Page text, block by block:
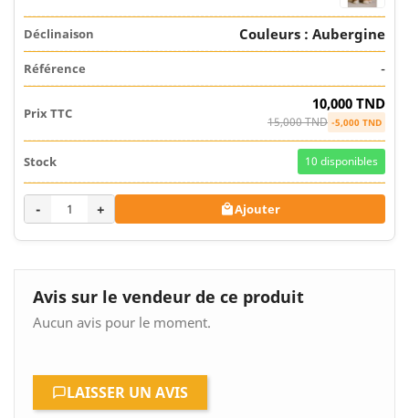
Couleurs : Aubergine
-
10,000 TND
15,000 TND -5,000 TND
10 disponibles
- + Ajouter
Avis sur le vendeur de ce produit
Aucun avis pour le moment.
LAISSER UN AVIS